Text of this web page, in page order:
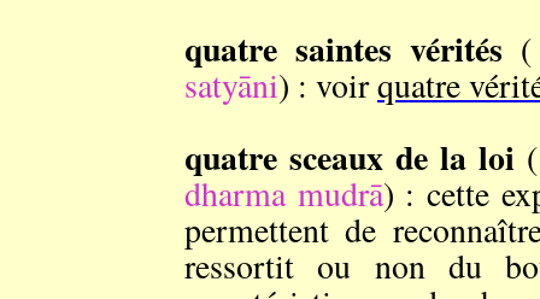
quatre saintes vérités
satyāni) : voirquatre
quatre sceaux de la loi
dharma mudrā) : cette
permettent de
ressortit ou non du